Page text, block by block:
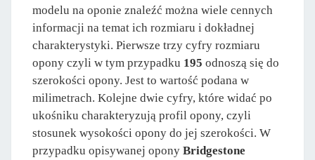
modelu na oponie znaleźć można wiele cennych
informacji na temat ich rozmiaru i dokładnej
charakterystyki. Pierwsze trzy cyfry rozmiaru
opony czyli w tym przypadku 195 odnoszą się do
szerokości opony. Jest to wartość podana w
milimetrach. Kolejne dwie cyfry, które widać po
ukośniku charakteryzują profil opony, czyli
stosunek wysokości opony do jej szerokości. W
przypadku opisywanej opony Bridgestone